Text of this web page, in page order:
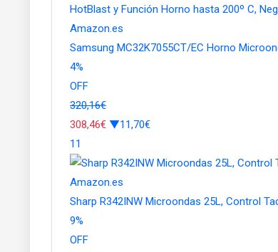
Amazon.es
Samsung MC32K7055CT/EC Horno
4%
OFF
320,16€
308,46€ ▼11,70€
11
Amazon.es
Sharp R342INW Microondas 25L, Control
9%
OFF